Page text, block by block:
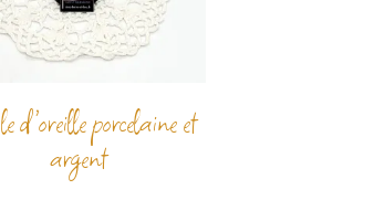
d’oreille porcelaine et
argent